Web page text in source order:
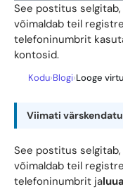
See postitus
võimaldab teil
telefoninumbrit
kontosid.
Kodu›Blogi›Looge
Viimati
See postitus
võimaldab teil
telefoninumbrit ja